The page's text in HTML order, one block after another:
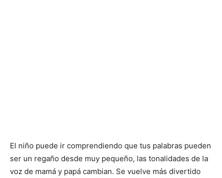
El niño puede ir comprendiendo que tus palabras pueden
ser un regaño desde muy pequeño, las tonalidades de la
voz de mamá y papá cambian. Se vuelve más divertido